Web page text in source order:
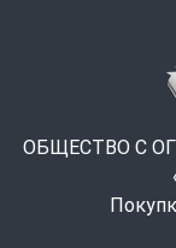
ОБЩЕСТВО С